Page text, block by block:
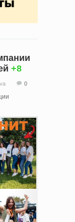
+8
0